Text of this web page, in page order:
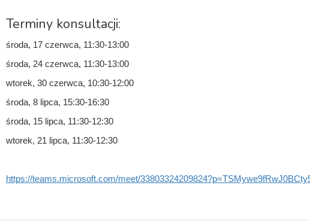
Terminy konsultacji:
środa, 17 czerwca, 11:30-13:00
środa, 24 czerwca, 11:30-13:00
wtorek, 30 czerwca, 10:30-12:00
środa, 8 lipca, 15:30-16:30
środa, 15 lipca, 11:30-12:30
wtorek, 21 lipca, 11:30-12:30
https://teams.microsoft.com/meet/